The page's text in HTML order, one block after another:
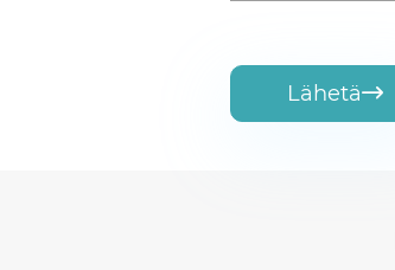
Lähetä